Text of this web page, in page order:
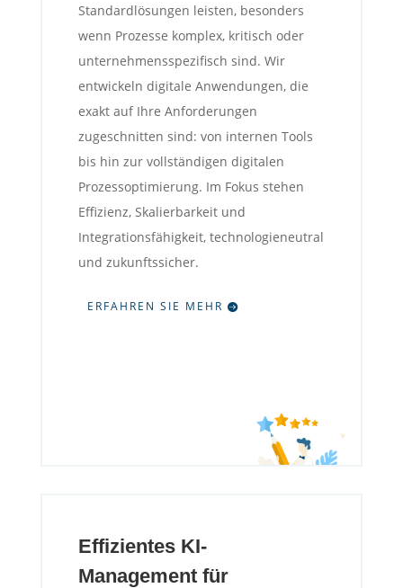
Standardlösungen leisten, besonders
wenn Prozesse komplex, kritisch oder
unternehmensspezifisch sind. Wir
entwickeln digitale Anwendungen, die
exakt auf Ihre Anforderungen
zugeschnitten sind: von internen Tools
bis hin zur vollständigen digitalen
Prozessoptimierung. Im Fokus stehen
Effizienz, Skalierbarkeit und
Integrationsfähigkeit, technologieneutral
und zukunftssicher.
ERFAHREN SIE MEHR
Effizientes KI-
Management für